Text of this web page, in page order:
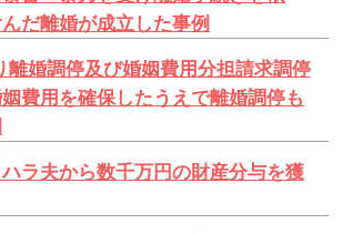
だ離婚が成立した事例
離婚調停及び婚姻費用分担請求調停
費用を確保したうえで離婚調停も
ラ夫から数千万円の財産分与を獲